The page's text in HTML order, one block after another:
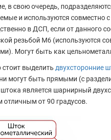
в свою очередь,
и используются
в ДСП, если от данного
резьбой M6 (используются
Могут быть как
стоит выделить двухсторонние
могут быть прямыми (с
штока является шарнирный
отличным от 90 градусов.